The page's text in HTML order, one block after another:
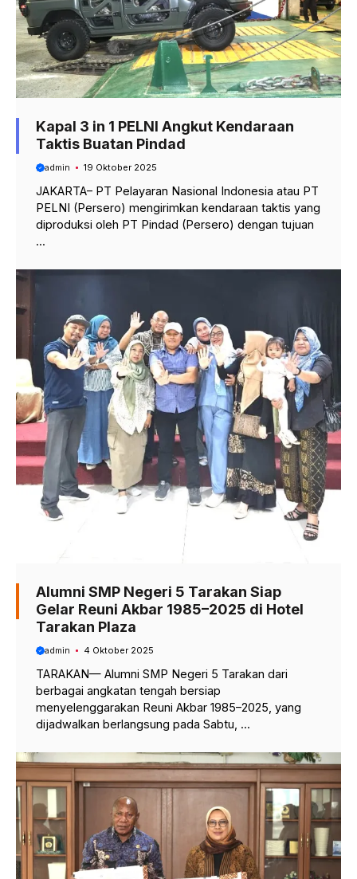
Kapal 3 in 1 PELNI Angkut Kendaraan
Taktis Buatan Pindad
admin 19 Oktober 2025
JAKARTA– PT Pelayaran Nasional Indonesia atau PT
PELNI (Persero) mengirimkan kendaraan taktis yang
diproduksi oleh PT Pindad (Persero) dengan tujuan
...
Alumni SMP Negeri 5 Tarakan Siap
Gelar Reuni Akbar 1985–2025 di Hotel
Tarakan Plaza
admin 4 Oktober 2025
TARAKAN— Alumni SMP Negeri 5 Tarakan dari
berbagai angkatan tengah bersiap
menyelenggarakan Reuni Akbar 1985–2025, yang
dijadwalkan berlangsung pada Sabtu, ...